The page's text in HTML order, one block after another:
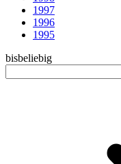
1997
1996
1995
bisbeliebig